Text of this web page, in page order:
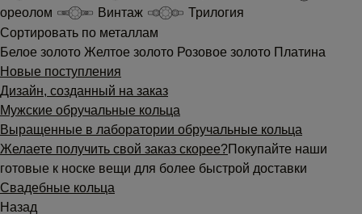
ореолом
Винтаж
Трилогия
Сортировать по металлам
Белое золото Желтое золото Розовое золото Платина
Новые поступления
Дизайн, созданный на заказ
Мужские обручальные кольца
Выращенные в лаборатории обручальные кольца
Желаете получить свой заказ скорее?Покупайте наши
готовые к носке вещи для более быстрой доставки
Свадебные кольца
Назад